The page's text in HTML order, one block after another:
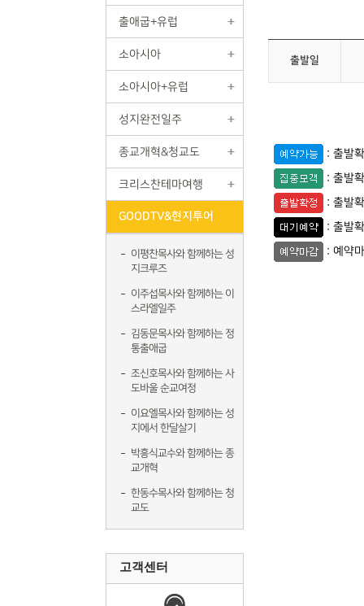
출애굽+유럽
소아시아
소아시아+유럽
성지완전일주
종교개혁&청교도
크리스찬테마여행
GOODTV&현지투어
이평찬목사와 함께하는 성
지크루즈
이주섭목사와 함께하는 이
스라엘일주
김동문목사와 함께하는 정
통출애굽
조신호목사와 함께하는 사
도바울 순교여정
이요엘목사와 함께하는 성
지에서 한달살기
박흥식교수와 함께하는 종
교개혁
한동수목사와 함께하는 청
교도
고객센터
출발일
: 출발
: 출발
: 출발
: 출발
: 예약